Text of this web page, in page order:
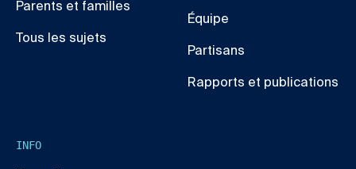
Parents et familles
Tous les sujets
Équipe
Partisans
Rapports et publications
INFO